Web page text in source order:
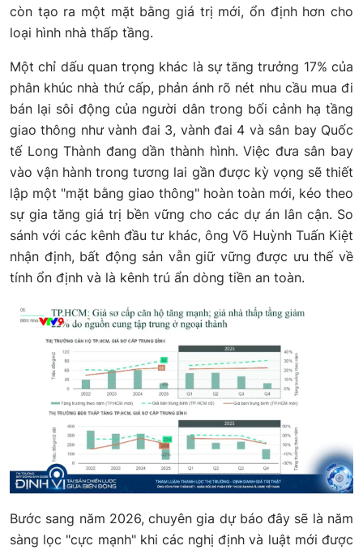
còn tạo ra một mặt bằng giá trị mới, ổn định hơn cho
loại hình nhà thấp tầng.
Một chỉ dấu quan trọng khác là sự tăng trưởng 17% của
phân khúc nhà thứ cấp, phản ánh rõ nét nhu cầu mua đi
bán lại sôi động của người dân trong bối cảnh hạ tầng
giao thông như vành đai 3, vành đai 4 và sân bay Quốc
tế Long Thành đang dần thành hình. Việc đưa sân bay
vào vận hành trong tương lai gần được kỳ vọng sẽ thiết
lập một "mặt bằng giao thông" hoàn toàn mới, kéo theo
sự gia tăng giá trị bền vững cho các dự án lân cận. So
sánh với các kênh đầu tư khác, ông Võ Huỳnh Tuấn Kiệt
nhận định, bất động sản vẫn giữ vững được ưu thế về
tính ổn định và là kênh trú ẩn dòng tiền an toàn.
Bước sang năm 2026, chuyên gia dự báo đây sẽ là năm
sàng lọc "cực mạnh" khi các nghị định và luật mới được